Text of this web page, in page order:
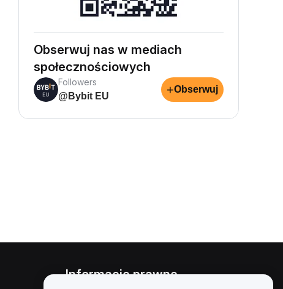
Obserwuj nas w mediach
społecznościowych
Followers
@Bybit EU
+Obserwuj
Informacje prawne